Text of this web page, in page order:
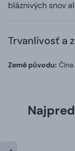
bláznivých snov
Trvanlivosť a
Země původu: Čína.